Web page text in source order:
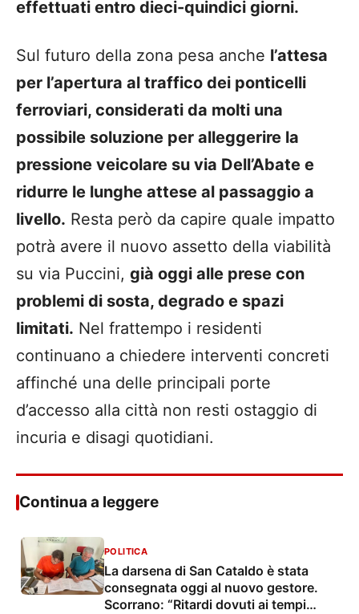
effettuati entro dieci-quindici giorni.
Sul futuro della zona pesa anche l’attesa
per l’apertura al traffico dei ponticelli
ferroviari, considerati da molti una
possibile soluzione per alleggerire la
pressione veicolare su via Dell’Abate e
ridurre le lunghe attese al passaggio a
livello. Resta però da capire quale impatto
potrà avere il nuovo assetto della viabilità
su via Puccini, già oggi alle prese con
problemi di sosta, degrado e spazi
limitati. Nel frattempo i residenti
continuano a chiedere interventi concreti
affinché una delle principali porte
d’accesso alla città non resti ostaggio di
incuria e disagi quotidiani.
Continua a leggere
POLITICA
La darsena di San Cataldo è stata
consegnata oggi al nuovo gestore.
Scorrano: “Ritardi dovuti ai tempi